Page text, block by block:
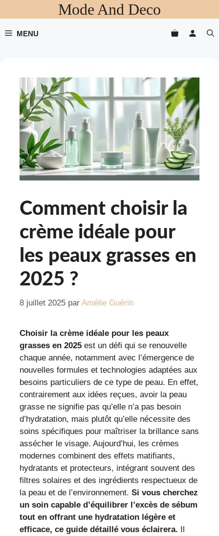
au
contenu
Mode And Deco
MENU
Comment choisir la
crème idéale pour
les peaux grasses en
2025 ?
8 juillet 2025 par Amélie Guérin
Choisir la crème idéale pour les peaux
grasses en 2025 est un défi qui se renouvelle
chaque année, notamment avec l’émergence de
nouvelles formules et technologies adaptées aux
besoins particuliers de ce type de peau. En effet,
contrairement aux idées reçues, avoir la peau
grasse ne signifie pas qu’elle n’a pas besoin
d’hydratation, mais plutôt qu’elle nécessite des
soins spécifiques pour maîtriser la brillance sans
assécher le visage. Aujourd’hui, les crèmes
modernes combinent des effets matifiants,
hydratants et protecteurs, intégrant souvent des
filtres solaires et des ingrédients respectueux de
la peau et de l’environnement. Si vous cherchez
un soin capable d’équilibrer l’excès de sébum
tout en offrant une hydratation légère et
efficace, ce guide détaillé vous éclairera. Il